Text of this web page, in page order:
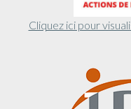
Cliquez ici pour